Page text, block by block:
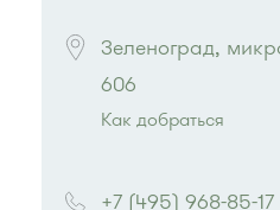
Зеленоград,
606
Как добраться
Автобусы № 2, 6, 7, 10,
+7 (495) 968-85-17